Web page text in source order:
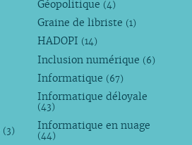
(3)
Géopolitique (4)
Graine de libriste (1)
HADOPI (14)
Inclusion numérique (6)
Informatique (67)
Informatique déloyale
(43)
Informatique en nuage
(44)